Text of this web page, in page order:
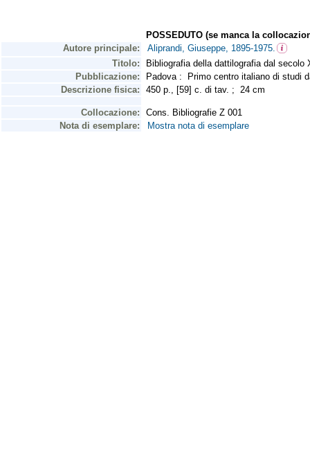
POSSEDUTO (se manca la
Autore principale:
Aliprandi, Giuseppe, 1895-1975.
Titolo:
Bibliografia della dattilografia dal
Pubblicazione:
Padova : Primo centro italiano di
Descrizione fisica:
450 p., [59] c. di tav. ; 24 cm
Collocazione:
Cons. Bibliografie Z 001
Nota di esemplare:
Mostra nota di esemplare